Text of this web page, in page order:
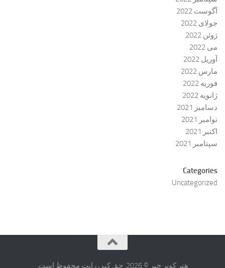
آگوست 2022
جولای 2022
ژوئن 2022
می 2022
آوریل 2022
مارس 2022
فوریه 2022
ژانویه 2022
دسامبر 2021
نوامبر 2021
اکتبر 2021
سپتامبر 2021
Categories
Uncategorized
هنر کویر خبر © 2026. حق کپی رایت محفوظ است.